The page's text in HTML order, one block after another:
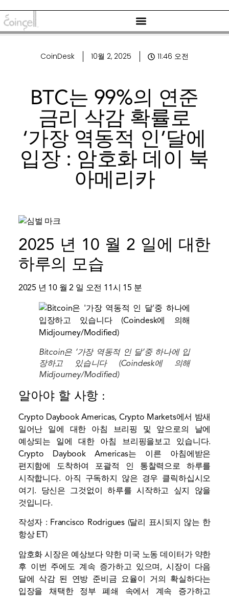
CoinDesk 10월 2, 2025 11:46 오전
BTC는 99%의 연준
금리 삭감 확률로
‘가장 역동적 인’달에
입장 : 암호화 데이 북
아메리카
2025 년 10 월 2 일에 대한
하루의 모습
2025 년 10 월 2 일 오전 11시 15 분
Bitcoin은 ‘가장 역동적 인 달’중 하나에 입
장하고 있습니다 (Coindesk에 의해
Midjourney/Modified)
알아야 할 사항 :
Crypto Daybook Americas, Crypto Markets에서 밤새
일어난 일에 대한 아침 브리핑 및 앞으로의 날에
예상되는 일에 대한 아침 브리핑을보고 있습니다.
Crypto Daybook Americas는 이른 아침에받은
편지함에 도착하여 포괄적 인 통찰력으로 하루를
시작합니다. 아직 구독하지 않은 경우 클릭하십시오
여기. 당신은 그것없이 하루를 시작하고 싶지 않을
것입니다.
작성자 : Francisco Rodrigues (달리 표시되지 않는 한
항상 ET)
암호화 시장은 예상보다 약한 미국 노동 데이터가 약한
후 이번 주에도 계속 증가하고 있으며, 시장이 다음
달에 삭감 된 연방 준비금 요율이 거의 확실하다는
입장을 채택한 정부 폐쇄 속에서 계속 증가하고